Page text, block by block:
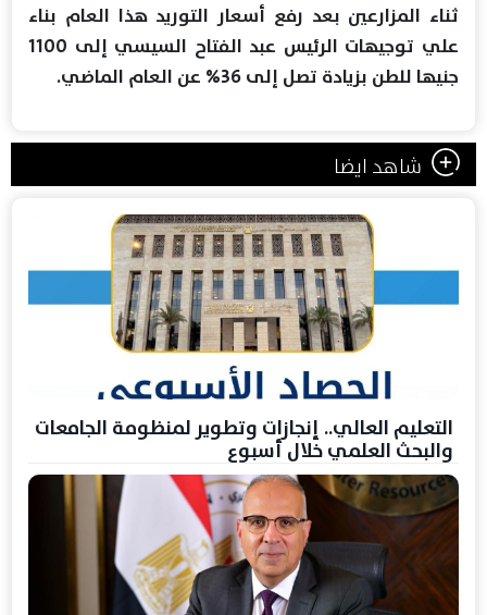
ثناء المزارعين بعد رفع أسعار التوريد هذا العام بناء
‏علي توجيهات الرئيس عبد الفتاح السيسي إلى 1100
جنيها ‏للطن بزيادة تصل إلى 36% عن العام الماضي.‏
شاهد ايضا
التعليم العالي.. إنجازات وتطوير لمنظومة الجامعات
والبحث العلمي خلال أسبوع